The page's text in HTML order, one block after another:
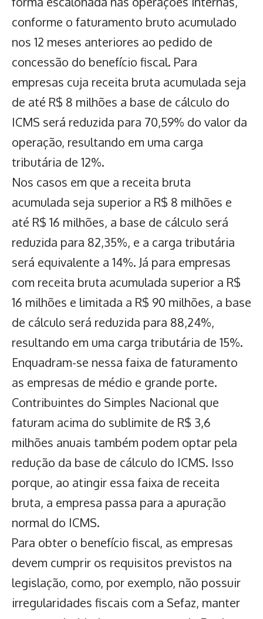
conforme o faturamento bruto acumulado
nos 12 meses anteriores ao pedido de
concessão do benefício fiscal. Para
empresas cuja receita bruta acumulada seja
de até R$ 8 milhões a base de cálculo do
ICMS será reduzida para 70,59% do valor da
operação, resultando em uma carga
tributária de 12%.
Nos casos em que a receita bruta
acumulada seja superior a R$ 8 milhões e
até R$ 16 milhões, a base de cálculo será
reduzida para 82,35%, e a carga tributária
será equivalente a 14%. Já para empresas
com receita bruta acumulada superior a R$
16 milhões e limitada a R$ 90 milhões, a base
de cálculo será reduzida para 88,24%,
resultando em uma carga tributária de 15%.
Enquadram-se nessa faixa de faturamento
as empresas de médio e grande porte.
Contribuintes do Simples Nacional que
faturam acima do sublimite de R$ 3,6
milhões anuais também podem optar pela
redução da base de cálculo do ICMS. Isso
porque, ao atingir essa faixa de receita
bruta, a empresa passa para a apuração
normal do ICMS.
Para obter o benefício fiscal, as empresas
devem cumprir os requisitos previstos na
legislação, como, por exemplo, não possuir
irregularidades fiscais com a Sefaz, manter